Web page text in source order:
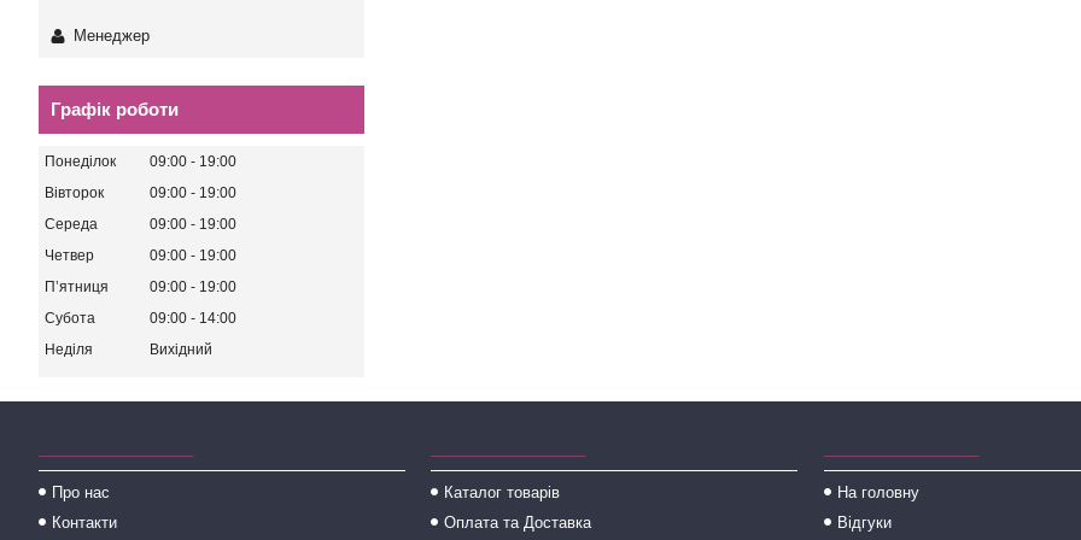
Менеджер
Графік роботи
Понеділок 09:00
19:00
Вівторок
09:00
19:00
Середа
09:00
19:00
Четвер
09:00
19:00
Пʼятниця
09:00
19:00
Субота
09:00
14:00
Неділя
Вихідний
Про нас
Контакти
Каталог товарів
Оплата та Доставка
На головну
Відгуки